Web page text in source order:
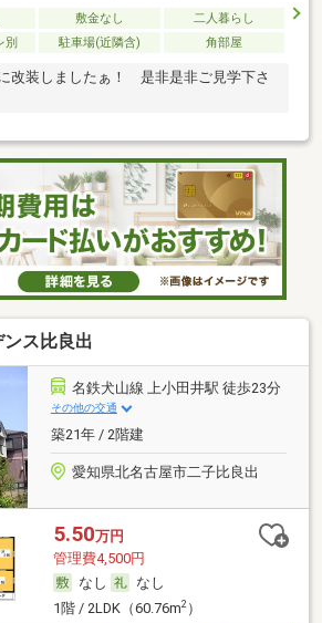
敷金なし
二人暮らし
別
駐車場(近隣含) 角部屋
改装しましたぁ！ 是非是非ご見学下さ
ンス比良出
名鉄犬山線 上小田井駅 徒歩23分
その他の交通
築21年 / 2階建
愛知県北名古屋市二子比良出
5.50万円
管理費4,500円
なし
なし
1階 / 2LDK（60.76m2）